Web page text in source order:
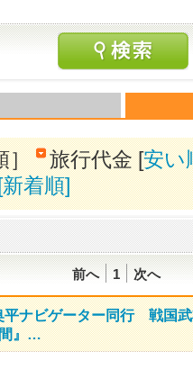
］ 旅行代金 [安い
着順]
前へ 1 次へ
平ナビゲーター同行 戦
』…